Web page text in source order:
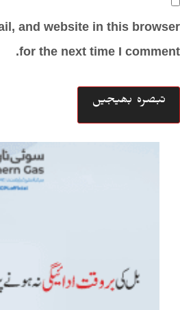
and website in this browser
for the next time I comment.